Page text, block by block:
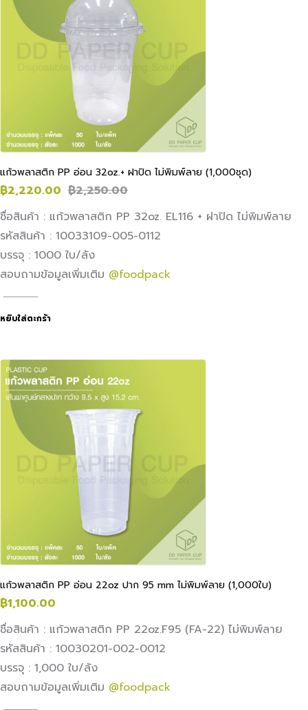
แก้วพลาสติก PP อ่อน 32oz.+ ฝาปิด ไม่พิมพ์ลาย (1,000ชุด)
฿2,250.00
฿2,220.00
ชื่อสินค้า : แก้วพลาสติก PP 32oz. EL116 + ฝาปิด ไม่พิมพ์ลาย
รหัสสินค้า : 10033109-005-0112
บรรจุ : 1000 ใบ/ลัง
สอบถามข้อมูลเพิ่มเติม @foodpack
หยิบใส่ตะกร้า
แก้วพลาสติก PP อ่อน 22oz ปาก 95 mm ไม่พิมพ์ลาย (1,000ใบ)
฿1,100.00
ชื่อสินค้า : แก้วพลาสติก PP 22oz.F95 (FA-22) ไม่พิมพ์ลาย
รหัสสินค้า : 10030201-002-0012
บรรจุ : 1,000 ใบ/ลัง
สอบถามข้อมูลเพิ่มเติม @foodpack